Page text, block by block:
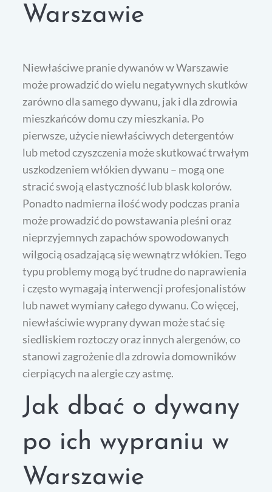
Warszawie
Niewłaściwe pranie dywanów w Warszawie
może prowadzić do wielu negatywnych skutków
zarówno dla samego dywanu, jak i dla zdrowia
mieszkańców domu czy mieszkania. Po
pierwsze, użycie niewłaściwych detergentów
lub metod czyszczenia może skutkować trwałym
uszkodzeniem włókien dywanu – mogą one
stracić swoją elastyczność lub blask kolorów.
Ponadto nadmierna ilość wody podczas prania
może prowadzić do powstawania pleśni oraz
nieprzyjemnych zapachów spowodowanych
wilgocią osadzającą się wewnątrz włókien. Tego
typu problemy mogą być trudne do naprawienia
i często wymagają interwencji profesjonalistów
lub nawet wymiany całego dywanu. Co więcej,
niewłaściwie wyprany dywan może stać się
siedliskiem roztoczy oraz innych alergenów, co
stanowi zagrożenie dla zdrowia domowników
cierpiących na alergie czy astmę.
Jak dbać o dywany
po ich wypraniu w
Warszawie